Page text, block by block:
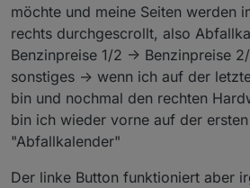
möchte und meine Seiten werden
rechts durchgescrollt, also
Benzinpreise 1/2 -> Benzinpreise
sonstiges -> wenn ich auf der
bin und nochmal den rechten
bin ich wieder vorne auf der
"Abfallkalender"
Der linke Button funktioniert aber